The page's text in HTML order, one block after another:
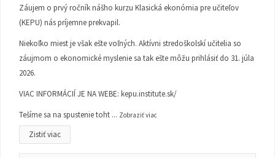
Záujem o prvý ročník nášho kurzu Klasická ekonómia pre učiteľov
(KEPU) nás príjemne prekvapil.
Niekoľko miest je však ešte voľných. Aktívni stredoškolskí učitelia so
záujmom o ekonomické myslenie sa tak ešte môžu prihlásiť do 31. júla
2026.
VIAC INFORMÁCIÍ JE NA WEBE: kepu.institute.sk/
Tešíme sa na spustenie toht ... Zobraziť viac
Zistiť viac